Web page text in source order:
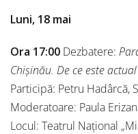
Luni, 18 mai
Ora 17:00 Dezbatere:
Chișinău. De ce este
Participă: Petru Hadârcă,
Moderatoare: Paula
Locul: Teatrul Național